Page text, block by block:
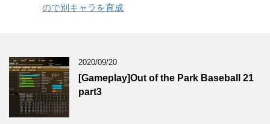
ので別キャラを育成
2020/09/20
[Gameplay]Out of the Park Baseball 21
part3